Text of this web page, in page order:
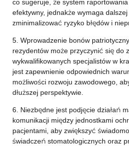
co sugeruje, że system
efektywny, jednakże wymaga
zminimalizować ryzyko błędów i
5. Wprowadzenie bonów
rezydentów może przyczynić się do
wykwalifikowanych specjalistów w
jest zapewnienie odpowiednich
możliwości rozwoju zawodowego,
dłuższej perspektywie.
6. Niezbędne jest podjęcie działań
komunikacji między jednostkami
pacjentami, aby zwiększyć
świadczeń stomatologicznych oraz